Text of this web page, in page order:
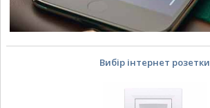
Вибір інтернет розетки